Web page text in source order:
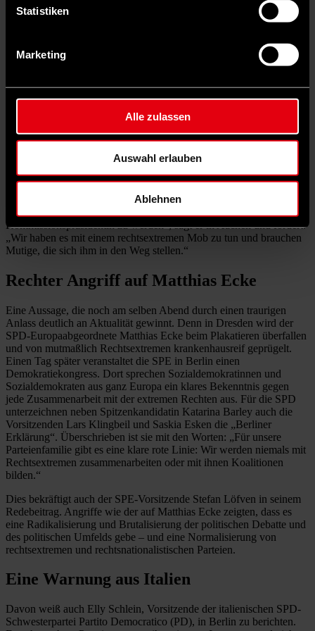
Statistiken
Marketing
Alle zulassen
Auswahl erlauben
Ablehnen
einer der wichtigsten Kämpfe der Sozialdemokratie, dass wir die
Nazis wieder kleinkriegen.“ Anders als für die konservative
Spitzenkandidatin und aktuelle Kommissionspräsidentin sei die
sozialdemokratische Haltung gegenüber Rechtspopulismus und
Rechtsextremismus jeglicher Couleur klar: „Nein, denen reichen wir
Ähnlich sieht das einer von Schmits Vorgängern. Martin Schulz war
fünf Jahre Präsident des Europaparlaments und 2014 der erste
gesamteuropäische sozialdemokratische Spitzenkandidat. „Frau von
der Leyen hat den Anspruch verspielt, nächste
Kommissionspräsidentin zu werden“, sagt er in Aachen und fordert:
„Wir haben es mit einem rechtsextremen Mob zu tun und brauchen
Mutige, die sich ihm in den Weg stellen.“
Rechter Angriff auf Matthias Ecke
Eine Aussage, die noch am selben Abend durch einen traurigen
Anlass deutlich an Aktualität gewinnt. Denn in Dresden wird der
SPD-Europaabgeordnete Matthias Ecke beim Plakatieren überfallen
und von mutmaßlich Rechtsextremen krankenhausreif geprügelt.
Einen Tag später veranstaltet die SPE in Berlin einen
Demokratiekongress. Dort sprechen Sozialdemokratinnen und
Sozialdemokraten aus ganz Europa ein klares Bekenntnis gegen
jede Zusammenarbeit mit der extremen Rechten aus. Für die SPD
unterzeichnen neben Spitzenkandidatin Katarina Barley auch die
Vorsitzenden Lars Klingbeil und Saskia Esken die „Berliner
Erklärung“. Überschrieben ist sie mit den Worten: „Für unsere
Parteienfamilie gibt es eine klare rote Linie: Wir werden niemals mit
Rechtsextremen zusammenarbeiten oder mit ihnen Koalitionen
bilden.“
Dies bekräftigt auch der SPE-Vorsitzende Stefan Löfven in seinem
Redebeitrag. Angriffe wie der auf Matthias Ecke zeigten, dass es
eine Radikalisierung und Brutalisierung der politischen Debatte und
des politischen Umfelds gebe – und eine Normalisierung von
rechtsextremen und rechtsnationalistischen Parteien.
Eine Warnung aus Italien
Davon weiß auch Elly Schlein, Vorsitzende der italienischen SPD-
Schwesterpartei Partito Democratico (PD), in Berlin zu berichten.